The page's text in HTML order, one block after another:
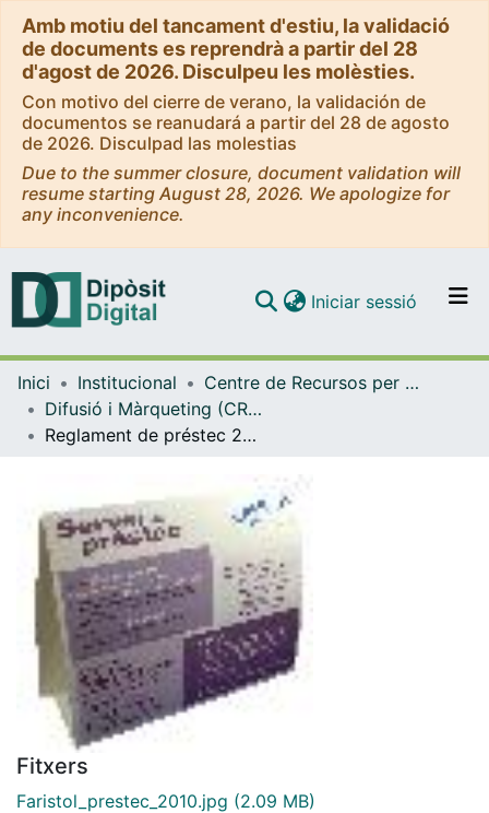
Amb motiu del tancament d'estiu, la validació
de documents es reprendrà a partir del 28
d'agost de 2026. Disculpeu les molèsties.
Con motivo del cierre de verano, la validación de
documentos se reanudará a partir del 28 de agosto
de 2026. Disculpad las molestias
Due to the summer closure, document validation will
resume starting August 28, 2026. We apologize for
any inconvenience.
Navega per tot el DD
Com publicar
Iniciar sessió (current)
Inici Institucional
Centre de Recursos per a l'Aprenentatge i la Investigació (CRAI-UB) - Institucional
Difusió i Màrqueting (CRAI-UB)
Reglament de préstec 2010
Fitxers
Faristol_prestec_2010.jpg (2.09 MB)